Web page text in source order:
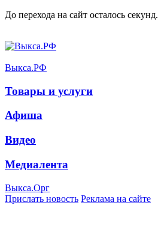
До перехода на сайт осталось секунд.
Выкса.РФ
Товары и услуги
Афиша
Видео
Медиалента
Выкса.Орг
Прислать новость Реклама на сайте